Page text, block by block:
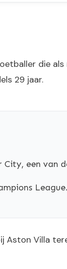
die
29 jaar.
een van
League.
Villa